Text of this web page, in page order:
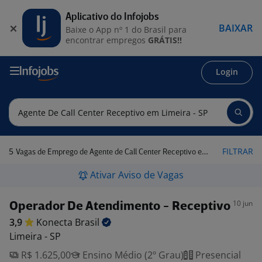
Login
5 Vagas de Emprego de Agente de Call Center Receptivo em Limeira - SP FILTRAR
Ativar Aviso de Vagas
Operador De Atendimento - Receptivo 10 jun
3,9 Konecta Brasil
Limeira - SP
R$ 1.625,00
Ensino Médio (2º Grau) Presencial
Aplicativo do Infojobs
Baixe o App nº 1 do Brasil para
encontrar empregos GRÁTIS!!
BAIXAR